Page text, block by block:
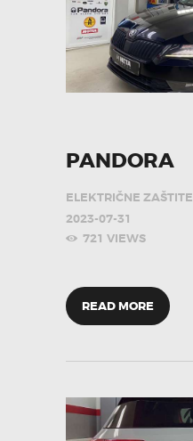
PANDORA
ELEKTRIČNE ZAŠTITE
2023-07-31
721 VIEWS
READ MORE